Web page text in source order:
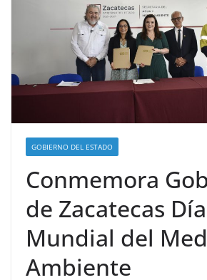
GOBIERNO DEL ESTADO
Conmemora
de Zacatecas Día
Mundial del
Ambiente